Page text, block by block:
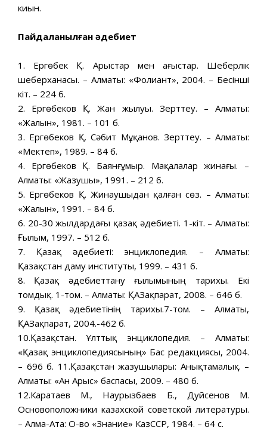
киын.
Пайдаланылған əдебиет
1. Ергөбек Қ. Арыстар мен ағыстар. Шеберлік
шеберханасы. – Алматы: «Фолиант», 2004. – Бесінші
кіт. – 224 б.
2. Ергөбеков Қ. Жан жылуы. Зерттеу. – Алматы:
«Жалын», 1981. – 101 б.
3. Ергөбеков Қ. Сəбит Мұқанов. Зерттеу. – Алматы:
«Мектеп», 1989. – 84 б.
4. Ергөбеков Қ. Баянғұмыр. Мақалалар жинағы. –
Алматы: «Жазушы», 1991. – 212 б.
5. Ергөбеков Қ. Жинаушыдан қалған сөз. – Алматы:
«Жалын», 1991. – 84 б.
6. 20-30 жылдардағы қазақ əдебиеті. 1-кіт. – Алматы:
Ғылым, 1997. – 512 б.
7. Қазақ əдебиеті: энциклопедия. – Алматы:
Қазақстан даму институты, 1999. – 431 б.
8. Қазақ əдебиеттану ғылымының тарихы. Екі
томдық. 1-том. – Алматы: ҚАЗақпарат, 2008. – 646 б.
9. Қазақ əдебиетінің тарихы.7-том. – Алматы,
ҚАЗақпарат, 2004.-462 б.
10.Қазақстан. Ұлттық энциклопедия. – Алматы:
«Қазақ энциклопедиясының» Бас редакциясы, 2004.
– 696 б. 11.Қазақстан жазушылары: Анықтамалық. –
Алматы: «Ан Арыс» баспасы, 2009. – 480 б.
12.Каратаев М., Наурызбаев Б., Дуйсенов М.
Основоположники казахской советской литературы.
– Алма-Ата: О-во «Знание» КазССР, 1984. – 64 с.